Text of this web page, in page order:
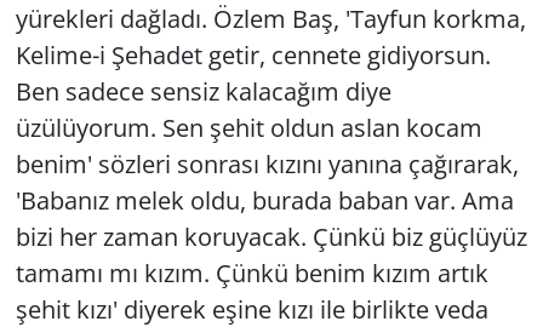
yürekleri dağladı. Özlem Baş, 'Tayfun korkma,
Kelime-i Şehadet getir, cennete gidiyorsun.
Ben sadece sensiz kalacağım diye
üzülüyorum. Sen şehit oldun aslan kocam
benim' sözleri sonrası kızını yanına çağırarak,
'Babanız melek oldu, burada baban var. Ama
bizi her zaman koruyacak. Çünkü biz güçlüyüz
tamamı mı kızım. Çünkü benim kızım artık
şehit kızı' diyerek eşine kızı ile birlikte veda